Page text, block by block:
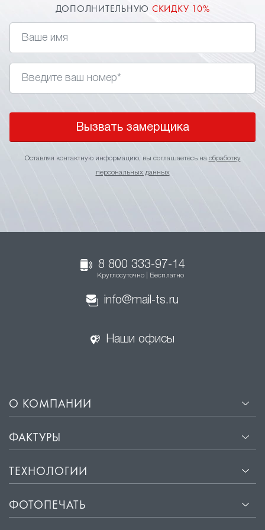
ДОПОЛНИТЕЛЬНУЮ СКИДКУ 10%
Вызвать замерщика
Оставляя контактную информацию, вы соглашаетесь на обработку
персональных данных
8 800 333-97-14
Круглосуточно | Бесплатно
info@mail-ts.ru
Наши офисы
О КОМПАНИИ
ФАКТУРЫ
ТЕХНОЛОГИИ
ФОТОПЕЧАТЬ